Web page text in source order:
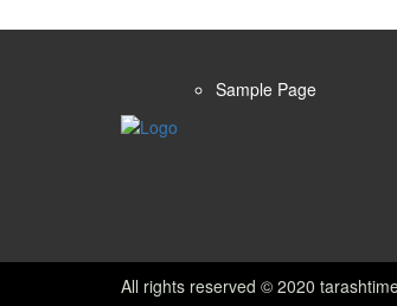
Sample Page
All rights reserved © 2020